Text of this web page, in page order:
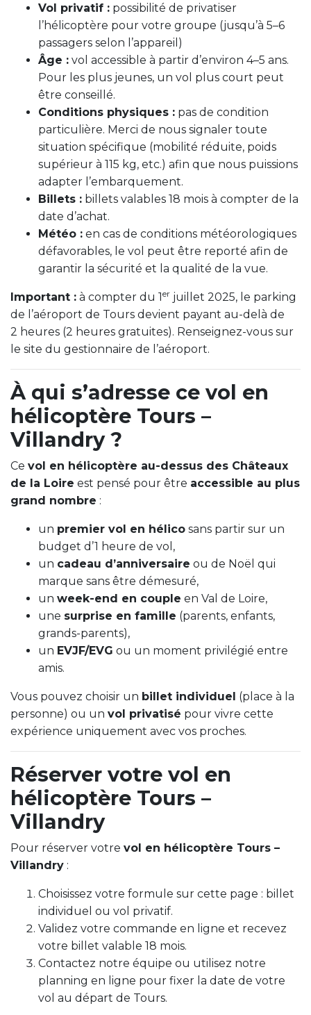
Vol privatif : possibilité de privatiser
l’hélicoptère pour votre groupe (jusqu’à 5–6
passagers selon l’appareil)
Âge : vol accessible à partir d’environ 4–5 ans.
Pour les plus jeunes, un vol plus court peut
être conseillé.
Conditions physiques : pas de condition
particulière. Merci de nous signaler toute
situation spécifique (mobilité réduite, poids
supérieur à 115 kg, etc.) afin que nous puissions
adapter l’embarquement.
Billets : billets valables 18 mois à compter de la
date d’achat.
Météo : en cas de conditions météorologiques
défavorables, le vol peut être reporté afin de
garantir la sécurité et la qualité de la vue.
Important : à compter du 1er juillet 2025, le parking
de l’aéroport de Tours devient payant au-delà de
2 heures (2 heures gratuites). Renseignez-vous sur
le site du gestionnaire de l’aéroport.
À qui s’adresse ce vol en
hélicoptère Tours –
Villandry ?
Ce vol en hélicoptère au-dessus des Châteaux
de la Loire est pensé pour être accessible au plus
grand nombre :
un premier vol en hélico sans partir sur un
budget d’1 heure de vol,
un cadeau d’anniversaire ou de Noël qui
marque sans être démesuré,
un week-end en couple en Val de Loire,
une surprise en famille (parents, enfants,
grands-parents),
un EVJF/EVG ou un moment privilégié entre
amis.
Vous pouvez choisir un billet individuel (place à la
personne) ou un vol privatisé pour vivre cette
expérience uniquement avec vos proches.
Réserver votre vol en
hélicoptère Tours –
Villandry
Pour réserver votre vol en hélicoptère Tours –
Villandry :
Choisissez votre formule sur cette page : billet
individuel ou vol privatif.
Validez votre commande en ligne et recevez
votre billet valable 18 mois.
Contactez notre équipe ou utilisez notre
planning en ligne pour fixer la date de votre
vol au départ de Tours.